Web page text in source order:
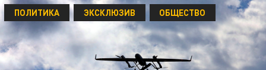
ПОЛИТИКА ЭКСКЛЮЗИВ ОБЩЕСТВО